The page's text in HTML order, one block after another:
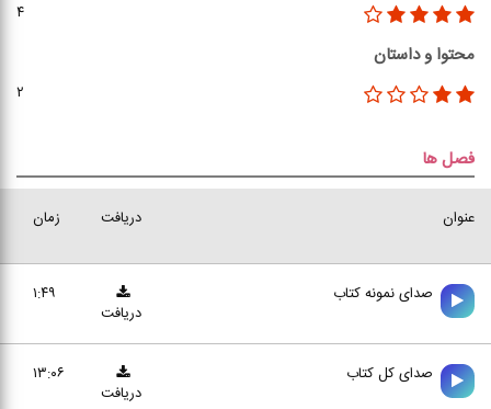
۴
محتوا و داستان
۲
فصل ها
عنوان زمان دریافت
صدای نمونه کتاب
۱:۴۹
دریافت
صدای کل کتاب
۱۳:۰۶
دریافت